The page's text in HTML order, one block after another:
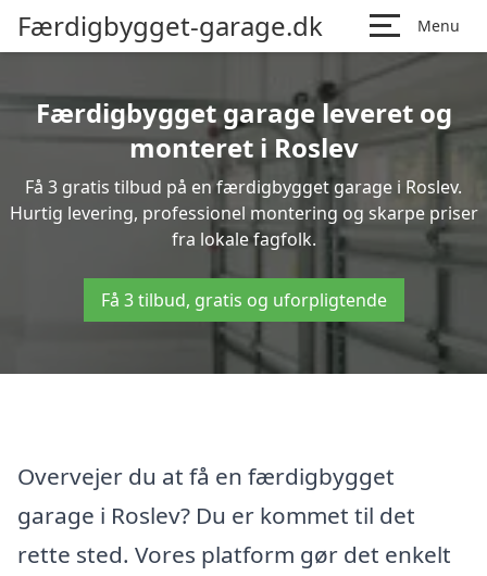
Færdigbygget-garage.dk Menu
Færdigbygget garage leveret og
monteret i Roslev
Få 3 gratis tilbud på en færdigbygget garage i Roslev.
Hurtig levering, professionel montering og skarpe priser
fra lokale fagfolk.
Få 3 tilbud, gratis og uforpligtende
Overvejer du at få en færdigbygget
garage i Roslev? Du er kommet til det
rette sted. Vores platform gør det enkelt